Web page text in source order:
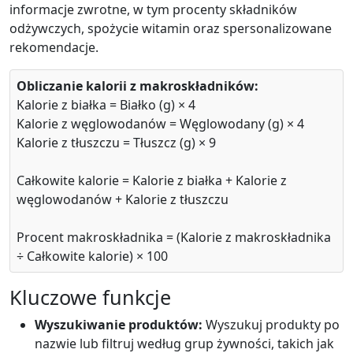
Brokuły (gotowane) Vegetable
35
calories
2.4g
protein
7.2g
carbs
0.4g
fat
Per 100g
g
Szpinak (gotowany)
23
calories
2.9g
protein
3.8g 0.4g
Per 100g
informacje zwrotne, w tym procenty składników
odżywczych, spożycie witamin oraz spersonalizowane
rekomendacje.
Obliczanie kalorii z makroskładników:
Kalorie z białka = Białko (g) × 4
Kalorie z węglowodanów = Węglowodany (g) × 4
Kalorie z tłuszczu = Tłuszcz (g) × 9
Całkowite kalorie = Kalorie z białka + Kalorie z
węglowodanów + Kalorie z tłuszczu
Procent makroskładnika = (Kalorie z makroskładnika
÷ Całkowite kalorie) × 100
Kluczowe funkcje
Wyszukiwanie produktów: Wyszukuj produkty po
nazwie lub filtruj według grup żywności, takich jak